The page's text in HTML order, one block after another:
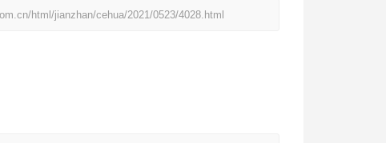
html/jianzhan/cehua/2021/0523/4028.html